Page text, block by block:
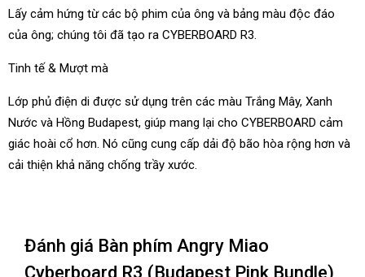
Lấy cảm hứng từ các bộ phim của ông và bảng màu độc đáo
của ông; chúng tôi đã tạo ra CYBERBOARD R3.
Tinh tế & Mượt mà
Lớp phủ điện di được sử dụng trên các màu Trắng Mây, Xanh
Nước và Hồng Budapest, giúp mang lại cho CYBERBOARD cảm
giác hoài cổ hơn. Nó cũng cung cấp dải độ bão hòa rộng hơn và
cải thiện khả năng chống trầy xước.
Gắn gioăng
CYBERBOARD R3 có thiết kế gắn gioăng, giúp cải thiện cả âm
Đánh giá Bàn phím Angry Miao
Cyberboard R3 (Budapest Pink Bundle)